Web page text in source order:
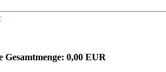
Gesamtmenge: 0,00 EUR